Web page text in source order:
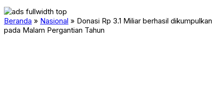
Beranda » Nasional » Donasi Rp 3.1 Miliar berhasil dikumpulkan
pada Malam Pergantian Tahun